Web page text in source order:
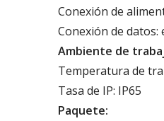
Conexión de
Conexión de datos:
Ambiente de
Temperatura de
Tasa de IP: IP65
Paquete: